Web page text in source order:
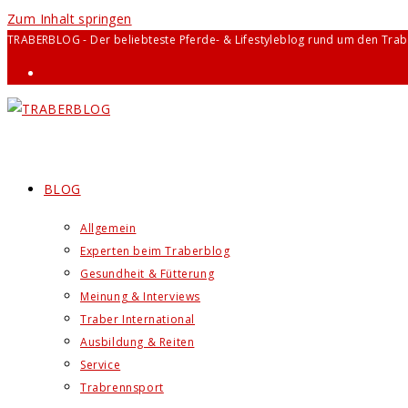
Zum Inhalt springen
TRABERBLOG - Der beliebteste Pferde- & Lifestyleblog rund um den
BLOG
Allgemein
Experten beim Traberblog
Gesundheit & Fütterung
Meinung & Interviews
Traber International
Ausbildung & Reiten
Service
Trabrennsport